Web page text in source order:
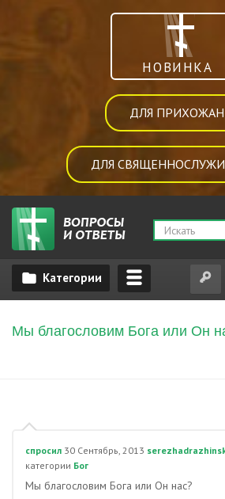
НОВИНКА
ДЛЯ ПРИХОЖАН
ДЛЯ
Мы благословим Бога или Он
спросил 30 Сентябрь, 2013
категории Бог
Мы благословим Бога или Он нас?